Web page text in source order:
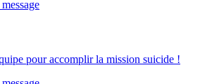
pour accomplir la mission suicide !